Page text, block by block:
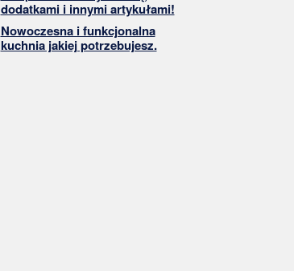
dodatkami i innymi artykułami!
Nowoczesna i funkcjonalna
kuchnia jakiej potrzebujesz.